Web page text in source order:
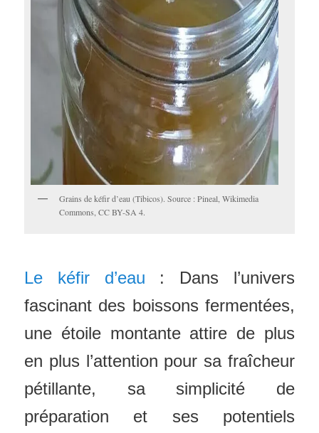
Grains de kéfir d’eau (Tibicos). Source : Pineal, Wikimedia
Commons, CC BY-SA 4.
Le kéfir d’eau : Dans l’univers
fascinant des boissons fermentées,
une étoile montante attire de plus
en plus l’attention pour sa fraîcheur
pétillante, sa simplicité de
préparation et ses potentiels